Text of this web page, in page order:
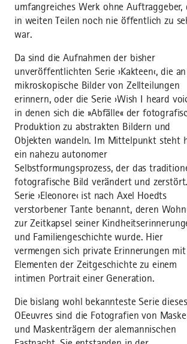
umfangreiches Werk ohne Auftraggeber,
in weiten Teilen noch nie öffentlich zu
war.
Da sind die Aufnahmen der bisher
unveröffentlichten Serie ›Kakteen‹, die an
mikroskopische Bilder von Zellteilungen
erinnern, oder die Serie ›Wish I heard
in denen sich die »Abfälle« der
Produktion zu abstrakten Bildern und
Objekten wandeln. Im Mittelpunkt steht
ein nahezu autonomer
Selbstformungsprozess, der das
fotografische Bild verändert und
Serie ›Eleonore‹ ist nach Axel Hoedts
verstorbener Tante benannt, deren
zur Zeitkapsel seiner
und Familiengeschichte wurde. Hier
vermengen sich private Erinnerungen mit
Elementen der Zeitgeschichte zu einem
intimen Portrait einer Generation.
Die bislang wohl bekannteste Serie dieses
OEeuvres sind die Fotografien von
und Maskenträgern der alemannischen